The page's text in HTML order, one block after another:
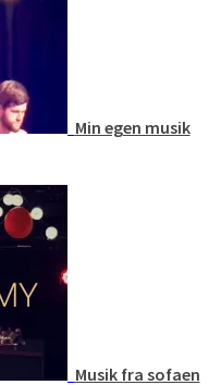
Min egen musik
Musik fra sofaen